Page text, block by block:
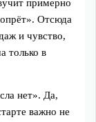
примерно
Отсюда
и чувство,
только в
нет». Да,
важно не